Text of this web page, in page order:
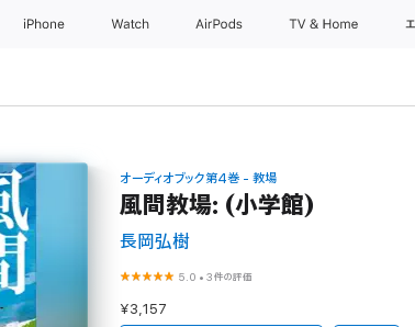
iPhone Watch AirPods TV & Home
オーディオブック第4巻 - 教場
風間教場: (小学館)
長岡弘樹
5.0 •3件の評価
¥3,157